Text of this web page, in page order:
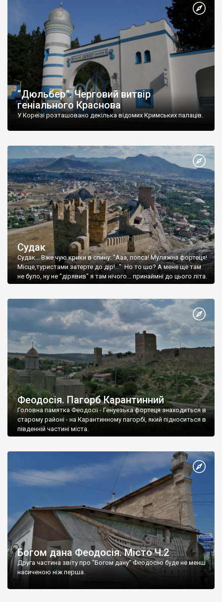
“Дюльбер”. Черговий витвір
геніального Краснова
У Кореїзі розташовано декілька відомих Кримських палаців.
Судак
Судак... Вже чую крики в спину: "Ааа, попса! Муляжна фортеця!
Місце,туристами затерте до дір!..." Но то шо? А мене ще там
не було, ну не "дірявив" я там нічого... принаймні до цього літа.
Феодосія. Пагорб Карантинний
Головна памятка Феодосії - Генуезька фортеця знаходиться в
старому районі - на Карантинному пагорбі, який підноситься в
південній частині міста.
Богом дана Феодосія. Місто Ч.2
Друга частина звіту про "Богом дану" Феодосію буде не менш
насиченою ніж перша.